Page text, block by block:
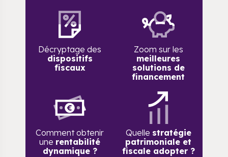
Décryptage des
dispositifs
fiscaux
Zoom sur les
meilleures
solutions de
financement
Comment obtenir
une rentabilité
dynamique ?
Quelle stratégie
patrimoniale et
fiscale adopter ?